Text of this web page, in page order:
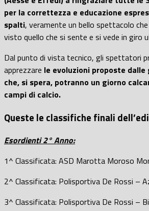
per la correttezza e educazione
spalti, veramente un bello spettacolo
visto quello che si sente e si vede in giro
Dal punto di vista tecnico, gli spettatori
apprezzare le evoluzioni proposte dalle
che, si spera, potranno un giorno
campi di calcio.
Queste le classifiche finali
Esordienti 2° Anno:
1^ Classificata: ASD Marotta Moroso
2^ Classificata: Polisportiva De Rossi –
3^ Classificata: Polisportiva De Rossi –